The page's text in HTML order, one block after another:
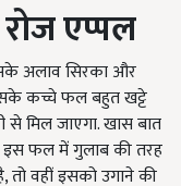
एप्पल
अलाव सिरका और
कच्चे फल बहुत खट्टे
मिल जाएगा. खास बात
फल में गुलाब की तरह
वहीं इसको उगाने की